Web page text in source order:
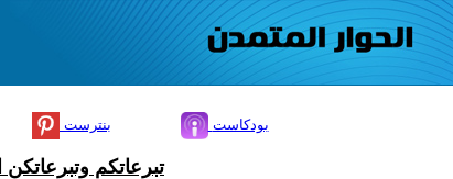
بنترست بودكاست
تبرعاتكم